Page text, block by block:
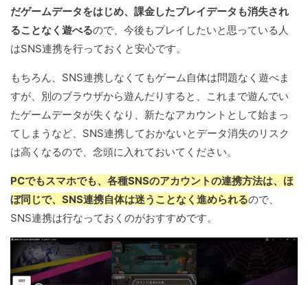
だゲームデータをはじめ、課金したプレイデータも消失され
ることなく遊べるので、今後もプレイしたいと思っている人
はSNS連携を行っておくと安心です。
もちろん、SNS連携しなくてもゲーム自体は問題なく遊べま
すが、別のブラウザから遊んだりすると、これまで遊んでい
たゲームデータが失くなり、新たなアカウントとして始まっ
てしまうなど、SNS連携しておかないとデータ消失のリスク
は高くなるので、念頭に入れておいてください。
PCでもスマホでも、各種SNSのアカウントの連携方法は、ほ
ぼ同じで、SNS連携自体は迷うことなく進められるので、
SNS連携は行なっておくのがおすすめです。